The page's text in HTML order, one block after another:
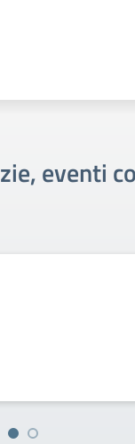
eventi